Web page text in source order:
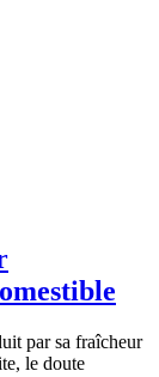
par sa fraîcheur
le doute